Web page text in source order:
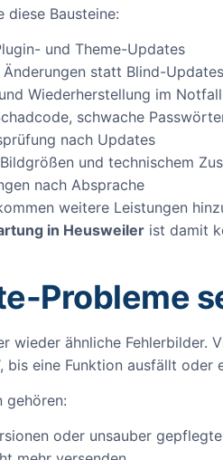
diese Bausteine:
und Theme-Updates
statt Blind-Updates
Wiederherstellung im Notfall
schwache
nach Updates
und technischem
nach Absprache
weitere Leistungen
in Heusweiler ist damit
Probleme
wieder ähnliche
bis eine Funktion ausfällt oder
gehören:
oder unsauber